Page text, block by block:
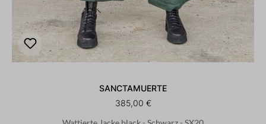
SANCTAMUERTE
385,00 €